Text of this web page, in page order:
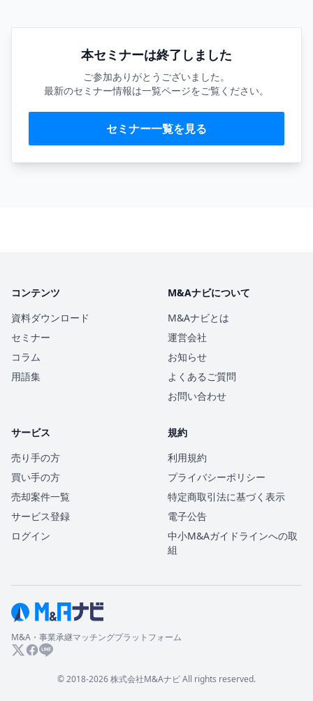
本セミナーは終了しました
ご参加ありがとうございました。
最新のセミナー情報は一覧ページをご覧ください。
セミナー一覧を見る
コンテンツ
資料ダウンロード
セミナー
コラム
用語集
M&Aナビについて
M&Aナビとは
運営会社
お知らせ
よくあるご質問
お問い合わせ
サービス
売り手の方
買い手の方
売却案件一覧
サービス登録
ログイン
規約
利用規約
プライバシーポリシー
特定商取引法に基づく表示
電子公告
中小M&Aガイドラインへの取
組
M&A・事業承継マッチングプラットフォーム
© 2018-2026 株式会社M&Aナビ All rights reserved.